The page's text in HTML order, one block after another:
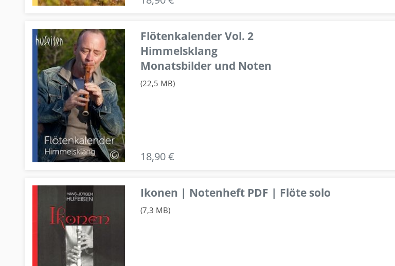
Flötenkalender Vol. 2
Himmelsklang
Monatsbilder und Noten
(22,5 MB)
18,90 €
Ikonen | Notenheft PDF | Flöte solo
(7,3 MB)